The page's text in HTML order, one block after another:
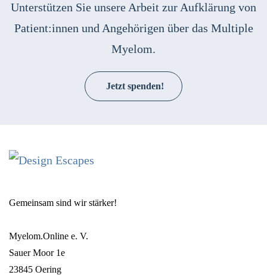
Unterstützen Sie unsere Arbeit zur Aufklärung von
Patient:innen und Angehörigen über das Multiple
Myelom.
Jetzt spenden!
Gemeinsam sind wir stärker!
Myelom.Online e. V.
Sauer Moor 1e
23845 Oering